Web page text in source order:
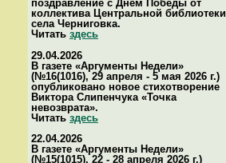
поздравление с Днём Победы от
коллектива Центральной библиотеки
села Черниговка.
Читать здесь
29.04.2026
В газете «Аргументы Недели»
(№16(1016), 29 апреля - 5 мая 2026 г.)
опубликовано новое стихотворение
Виктора Слипенчука «Точка
невозврата».
Читатьздесь
22.04.2026
В газете «Аргументы Недели»
(№15(1015), 22 - 28 апреля 2026 г.)